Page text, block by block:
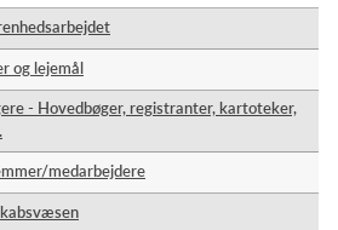
og lejemål
- Hovedbøger, registranter, kartoteker,
medarbejdere